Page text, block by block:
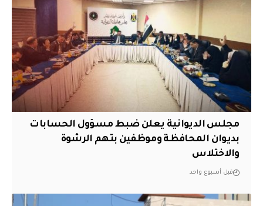
مجلس الديوانية يعلن ضبط مسؤول الحسابات
بديوان المحافظة وموظفين بتهم الرشوة
والاختلاس
قبل أسبوع واحد